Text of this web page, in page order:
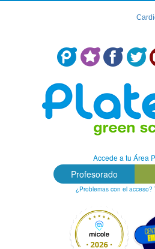
Centro Concertado en Málaga: Colegio
Accede a tu Área
Profesorado
¿Problemas con el acceso?